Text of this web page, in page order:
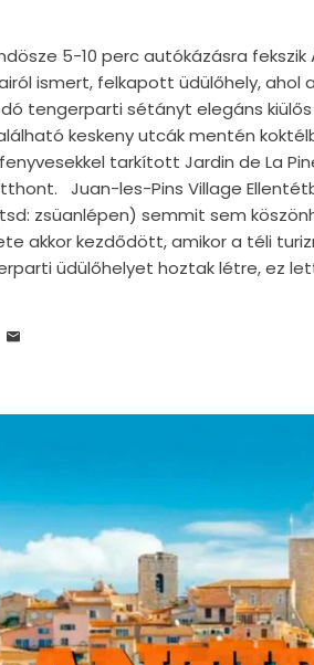
5-10 perc autókázásra
ismert, felkapott üdülőhely,
tengerparti sétányt elegáns
keskeny utcák mentén
tarkított Jardin de La
Juan-les-Pins Village
zsüanlépen) semmit sem
akkor kezdődött, amikor a téli
üdülőhelyet hoztak létre, ez